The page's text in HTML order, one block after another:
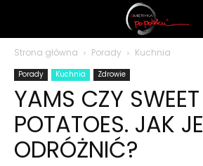
polsku
Strona główna Porady Kuchnia
Porady Kuchnia Zdrowie
YAMS CZY SWEET
POTATOES. JAK JE
ODRÓŻNIĆ?